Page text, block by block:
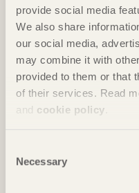
provide social media
We also share
our social media,
may combine it with
provided to them or that
of their services. Read
and cookie policy
Selection
Necessary
Gästhus ger by nytt liv